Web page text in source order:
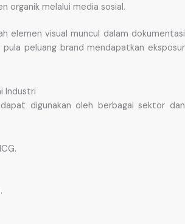
organik melalui media sosial.
elemen visual muncul dalam dokumentasi
pula peluang brand mendapatkan eksposur
Industri
digunakan oleh berbagai sektor dan